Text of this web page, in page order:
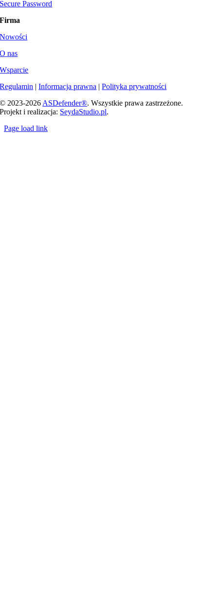
Secure Password
Firma
Nowości
O nas
Wsparcie
Regulamin |Informacja prawna |Polityka prywatności
© 2023-2026ASDefender®. Wszystkie prawa zastrzeżone.
Projekt i realizacja: SeydaStudio.pl.
Page load link